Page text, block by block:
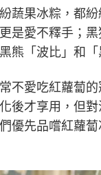
蔬果冰粽，都
是愛不釋手；
熊「波比」和
不愛吃紅蘿蔔
後才享用，但
優先品嚐紅蘿